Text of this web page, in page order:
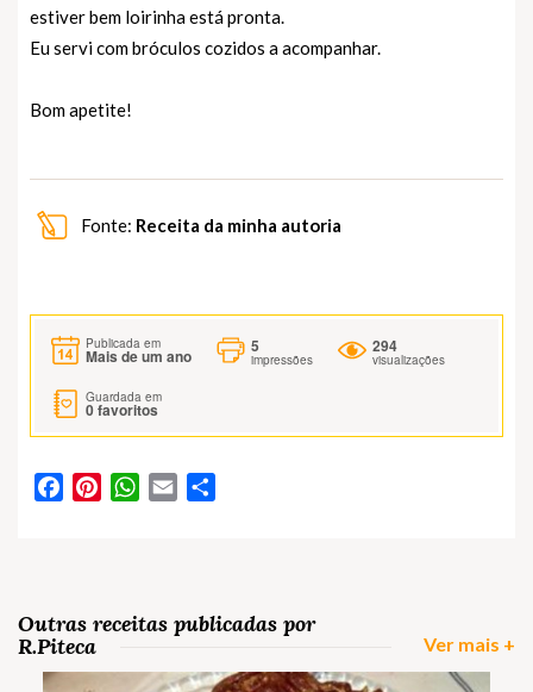
estiver bem loirinha está pronta.
Eu servi com bróculos cozidos a acompanhar.
Bom apetite!
Fonte: Receita da minha autoria
Publicada em
Mais de um ano
5
impressões
294
visualizações
Guardada em
0favoritos
FacebookPinterestWhatsApp
Email
Outras receitas publicadas por
R.Piteca
Ver mais +